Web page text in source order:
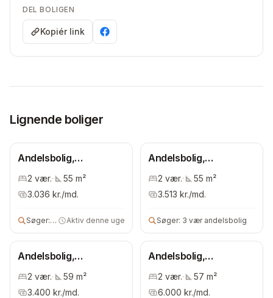
DEL BOLIGEN
Kopiér link
Lignende boliger
Andelsbolig,
Bispebjerg
2 vær.· 55 m²
3.036 kr./md.
Søger:3 vær andelsbolig
Aktiv denne uge
Andelsbolig,
Bispebjerg
2 vær.· 55 m²
3.513 kr./md.
Søger: 3 vær andelsbolig
Andelsbolig,
Bispebjerg
2 vær.· 59 m²
3.400 kr./md.
Andelsbolig,
Bispebjerg
2 vær.· 57 m²
6.000 kr./md.